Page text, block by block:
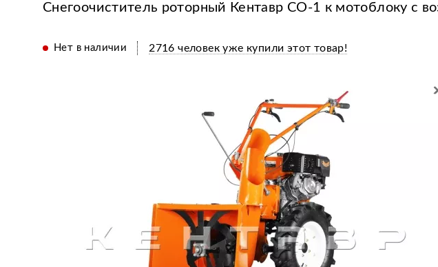
Снегоочиститель роторный Кентавр СО-1 к мотоблоку с
Нет в наличии 2716 человек уже купили этот товар!